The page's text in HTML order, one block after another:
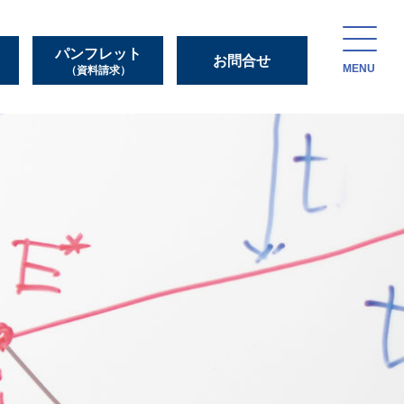
パンフレット
（資料請求）
お問合せ
MENU